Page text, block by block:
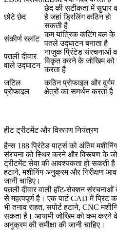
छोटे छेद
छेद की सटीकता में सुधार
है जहां ड्रिलिंग कठिन हो
सकती है
संकीर्ण स्लॉट
कम यांत्रिक कटिंग बल के
पतले उद्घाटन बनाता है
पतली दीवार
वाले उद्घाटन
नाजुक प्रिंटेड संरचनाओं
विकृत करने के जोखिम
करता है
जटिल
प्रोफाइल
कठिन प्रोफाइल और दुर्गम
क्षेत्रों का समर्थन करता है
हीट ट्रीटमेंट और विरूपण नियंत्रण
हैन्स 188 प्रिंटेड पार्ट्स को अंतिम
संरचना को स्थिर करने और विरूपण के
ट्रीटमेंट सेवाकी आवश्यकता हो सकती है।
हटाने, मशीनिंग अनुक्रम और निरीक्षण
जानी चाहिए।
पतली दीवार वाली हॉट-सेक्शन
से महत्वपूर्ण है। एक पार्ट CAD में
भी तनाव राहत, सपोर्ट हटाने, CNC
सकता है। आयामी जोखिम को कम करने के
अनुक्रम की समीक्षा की जानी चाहिए।